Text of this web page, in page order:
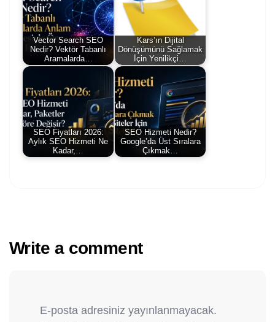
Vector Search SEO
Nedir? Vektör Tabanlı
Aramalarda…
Kars’ın Dijital
Dönüşümünü Sağlamak
İçin Yenilikçi…
SEO Fiyatları 2026:
Aylık SEO Hizmeti Ne
Kadar,…
SEO Hizmeti Nedir?
Google’da Üst Sıralara
Çıkmak…
Write a comment
E-posta adresiniz yayınlanmayacak.